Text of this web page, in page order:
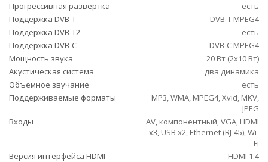
Прогрессивная развертка
есть
Поддержка DVB-T
DVB-T MPEG4
Поддержка DVB-T2
есть
Поддержка DVB-C
DVB-C MPEG4
Мощность звука
20 Вт (2х10 Вт)
Акустическая система
два динамика
Объемное звучание
есть
Поддерживаемые форматы
MP3, WMA, MPEG4, Xvid, MKV,
JPEG
Входы
AV, компонентный, VGA, HDMI
x3, USB x2, Ethernet (RJ-45), Wi-
Fi
Версия интерфейса HDMI
HDMI 1.4